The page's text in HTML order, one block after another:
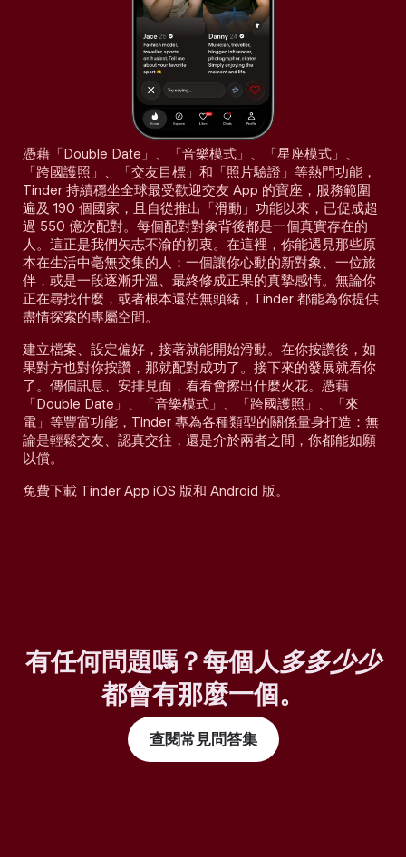
憑藉「Double Date」、「音樂模式」、「星座模式」、
「跨國護照」、「交友目標」和「照片驗證」等熱門功能，
Tinder 持續穩坐全球最受歡迎交友 App 的寶座，服務範圍
遍及 190 個國家，且自從推出「滑動」功能以來，已促成超
過 550 億次配對。每個配對對象背後都是一個真實存在的
人。這正是我們矢志不渝的初衷。在這裡，你能遇見那些原
本在生活中毫無交集的人：一個讓你心動的新對象、一位旅
伴，或是一段逐漸升溫、最終修成正果的真摯感情。無論你
正在尋找什麼，或者根本還茫無頭緒，Tinder 都能為你提供
盡情探索的專屬空間。
建立檔案、設定偏好，接著就能開始滑動。在你按讚後，如
果對方也對你按讚，那就配對成功了。接下來的發展就看你
了。傳個訊息、安排見面，看看會擦出什麼火花。憑藉
「Double Date」、「音樂模式」、「跨國護照」、「來
電」等豐富功能，Tinder 專為各種類型的關係量身打造：無
論是輕鬆交友、認真交往，還是介於兩者之間，你都能如願
以償。
免費下載 Tinder App iOS 版和 Android 版。
有任何問題嗎？每個人多多少少
都會有那麼一個。
查閱常見問答集